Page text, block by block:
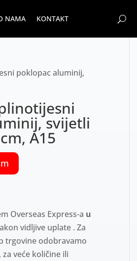
NAMA KONTAKT
poklopac aluminij,
svijetli
A15
Overseas Express-a u
vidljive uplate . Za
trgovine odobravamo
za veće količine ili